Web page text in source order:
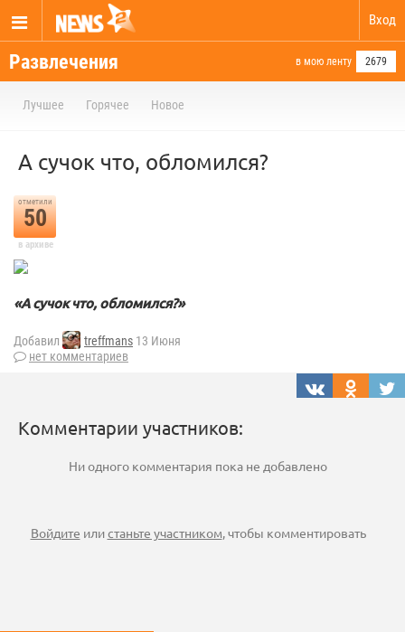
Вход
Развлечения в мою ленту 2679
Лучшее Горячее Новое
А сучок что, обломился?
отметили
50
в архиве
«А сучок что, обломился?»
Добавил treffmans 13 Июня
нет комментариев
Комментарии участников:
Ни одного комментария пока не добавлено
Войдите илистаньте участником, чтобы комментировать